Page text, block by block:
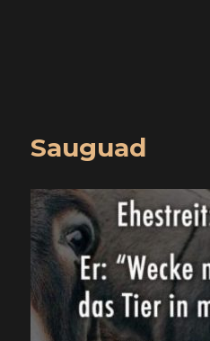
Sauguad